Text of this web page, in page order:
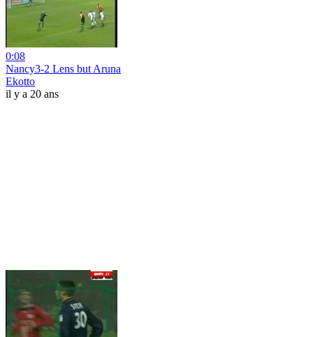
0:08
Nancy3-2 Lens but Aruna
Ekotto
il y a 20 ans